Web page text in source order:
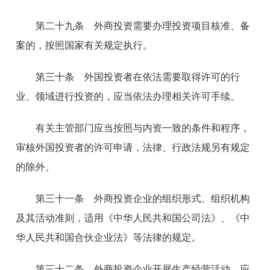
第二十九条 外商投资需要办理投资项目核准、备
案的，按照国家有关规定执行。
第三十条 外国投资者在依法需要取得许可的行
业、领域进行投资的，应当依法办理相关许可手续。
有关主管部门应当按照与内资一致的条件和程序，
审核外国投资者的许可申请，法律、行政法规另有规定
的除外。
第三十一条 外商投资企业的组织形式、组织机构
及其活动准则，适用《中华人民共和国公司法》、《中
华人民共和国合伙企业法》等法律的规定。